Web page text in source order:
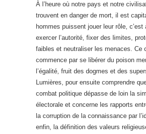
À l’heure où notre pays et notre
trouvent en danger de mort, il est
hommes puissent jouer leur rôle, c’est
exercer l’autorité, fixer des limites,
faibles et neutraliser les menaces. Ce
commence par se libérer du poison
l’égalité, fruit des dogmes et des
Lumières, pour ensuite comprendre
combat politique dépasse de loin la
électorale et concerne les rapports
la corruption de la connaissance par
enfin, la définition des valeurs